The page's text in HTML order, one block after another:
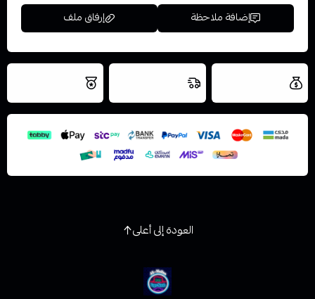
إضافة ملاحظة إرفاق ملف
اسحب و افلت الملف هنا
استعراض
نتميز بلجودة
العودة إلى أعلى